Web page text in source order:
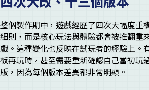
整個製作期中，遊戲經歷了四次大幅度重
細則，而是核心玩法與體驗都會被推翻重
戲。這種變化也反映在試玩者的經驗上。
板再玩時，甚至需要重新確認自己當初玩
版，因為每個版本差異都非常明顯。